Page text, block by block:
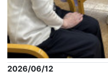
2026/06/12